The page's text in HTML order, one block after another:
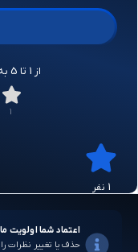
از 1 تا 5 به این کسب و کار امتیاز دهید
1
1 نفر
اعتماد شما اولویت
حذف یا تغییر نظرات